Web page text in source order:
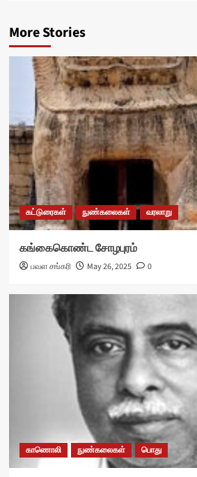
More Stories
கட்டுரைகள் நுண்கலைகள் வரலாறு
கங்கைகொண்ட சோழபுரம்
பவள சங்கரி May 26, 2025 0
காணொலி நுண்கலைகள் பொது